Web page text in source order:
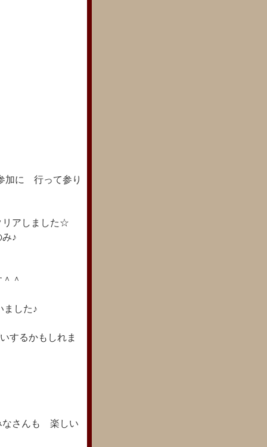
加に 行って参り
アしました☆
♪
＾
した♪
するかもしれま
なさんも 楽しい